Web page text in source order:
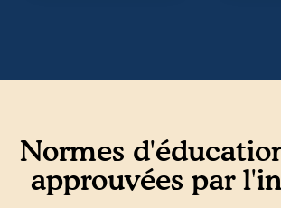
Normes
approuvées par